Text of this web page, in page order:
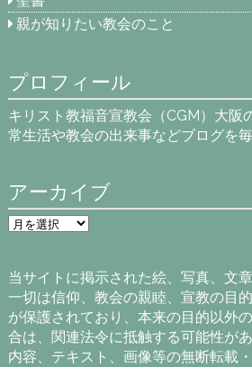
親が知りたい教会のこと
プロフィール
キリスト教福音宣教会（CGM）大阪
常生活や教会の出来事などブログを
アーカイブ
ア
ー
ブ
当サイトに掲示された絵、写真、文
一切は信仰、教会の親睦、宣教の目
が保護されており、本来の目的以外
合は、関連法令に抵触する可能性が
内容、テキスト、画像等の無断転載